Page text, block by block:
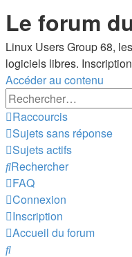
Le forum
Linux Users Group 68,
logiciels libres.
Accéder au contenu
Raccourcis
Sujets sans réponse
Sujets actifs
Rechercher
FAQ
Connexion
Inscription
Accueil du forum
Rechercher